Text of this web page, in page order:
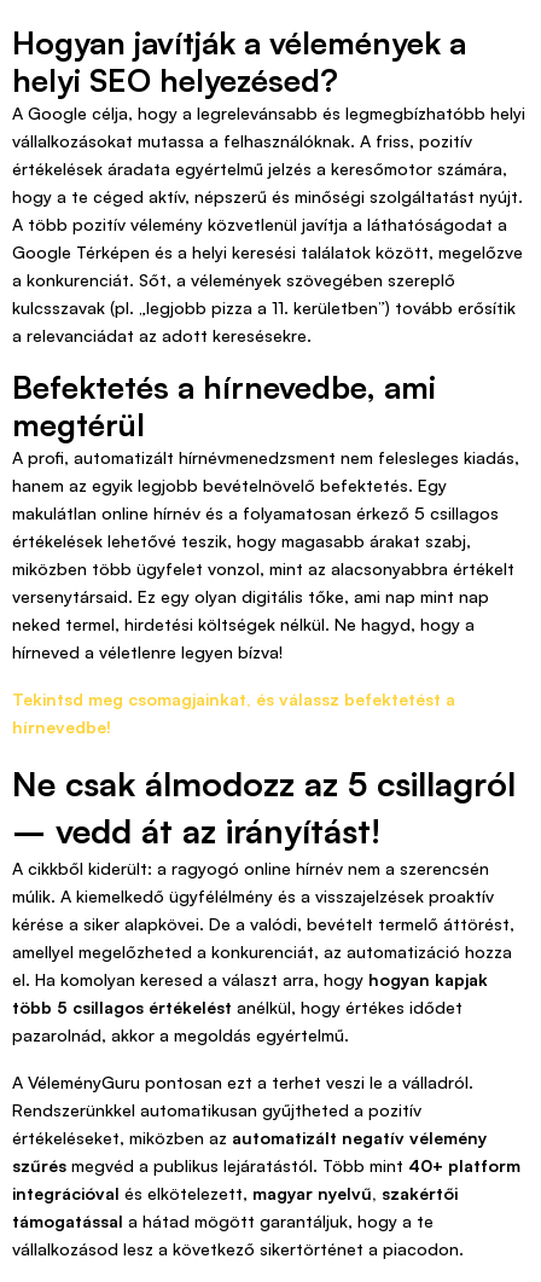
Hogyan javítják a vélemények a
helyi SEO helyezésed?
A Google célja, hogy a legrelevánsabb és legmegbízhatóbb helyi
vállalkozásokat mutassa a felhasználóknak. A friss, pozitív
értékelések áradata egyértelmű jelzés a keresőmotor számára,
hogy a te céged aktív, népszerű és minőségi szolgáltatást nyújt.
A több pozitív vélemény közvetlenül javítja a láthatóságodat a
Google Térképen és a helyi keresési találatok között, megelőzve
a konkurenciát. Sőt, a vélemények szövegében szereplő
kulcsszavak (pl. „legjobb pizza a 11. kerületben”) tovább erősítik
a relevanciádat az adott keresésekre.
Befektetés a hírnevedbe, ami
megtérül
A profi, automatizált hírnévmenedzsment nem felesleges kiadás,
hanem az egyik legjobb bevételnövelő befektetés. Egy
makulátlan online hírnév és a folyamatosan érkező 5 csillagos
értékelések lehetővé teszik, hogy magasabb árakat szabj,
miközben több ügyfelet vonzol, mint az alacsonyabbra értékelt
versenytársaid. Ez egy olyan digitális tőke, ami nap mint nap
neked termel, hirdetési költségek nélkül. Ne hagyd, hogy a
hírneved a véletlenre legyen bízva!
Tekintsd meg csomagjainkat, és válassz befektetést a
hírnevedbe!
Ne csak álmodozz az 5 csillagról
– vedd át az irányítást!
A cikkből kiderült: a ragyogó online hírnév nem a szerencsén
múlik. A kiemelkedő ügyfélélmény és a visszajelzések proaktív
kérése a siker alapkövei. De a valódi, bevételt termelő áttörést,
amellyel megelőzheted a konkurenciát, az automatizáció hozza
el. Ha komolyan keresed a választ arra, hogy hogyan kapjak
több 5 csillagos értékelést anélkül, hogy értékes idődet
pazarolnád, akkor a megoldás egyértelmű.
A VéleményGuru pontosan ezt a terhet veszi le a válladról.
Rendszerünkkel automatikusan gyűjtheted a pozitív
értékeléseket, miközben az automatizált negatív vélemény
szűrés megvéd a publikus lejáratástól. Több mint 40+ platform
integrációval és elkötelezett, magyar nyelvű, szakértői
támogatással a hátad mögött garantáljuk, hogy a te
vállalkozásod lesz a következő sikertörténet a piacodon.